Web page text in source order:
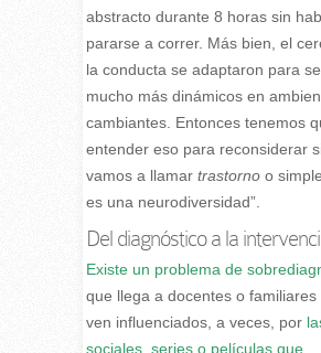
abstracto durante 8 horas sin
pararse a correr. Más bien, el
la conducta se adaptaron para
mucho más dinámicos en
cambiantes. Entonces tenemos
entender eso para reconsiderar
vamos a llamar trastornoo
es una neurodiversidad”.
Del diagnóstico a la
Existe un problema de
que llega a docentes o familiares
ven influenciados, a veces, por
sociales, series o películas que